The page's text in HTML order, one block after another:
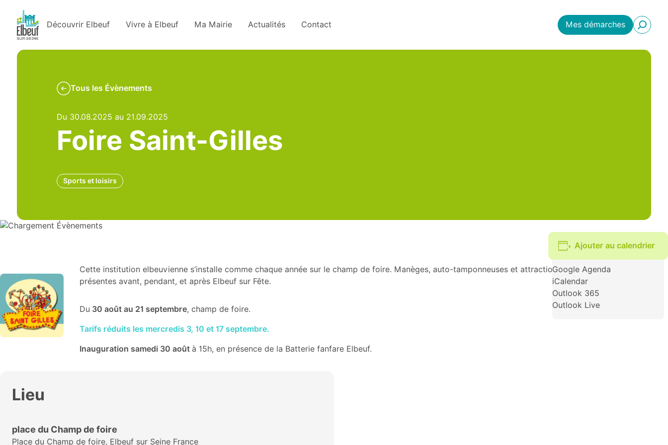
Découvrir Elbeuf Vivre à Elbeuf Ma Mairie Actualités Contact Mes démarches
Tous les Évènements
Du 30.08.2025 au 21.09.2025
Foire Saint-Gilles
Sports et loisirs
Ajouter au calendrier
Google Agenda
iCalendar
Outlook 365
Outlook Live
Cette institution elbeuvienne s’installe comme chaque année sur le champ de foire. Manèges, auto-tamponneuses et attractions spectaculaires sont
présentes avant, pendant, et après Elbeuf sur Fête.
Du 30 août au 21 septembre, champ de foire.
Tarifs réduits les mercredis 3, 10 et 17 septembre.
Inauguration samedi 30 août à 15h, en présence de la Batterie fanfare Elbeuf.
Lieu
place du Champ de foire
Place du Champ de foire, Elbeuf sur Seine France